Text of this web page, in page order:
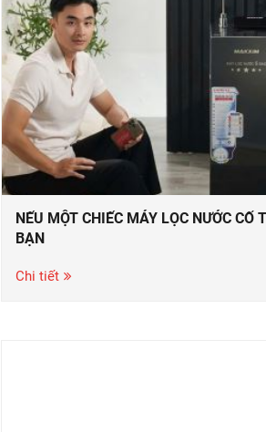
NẾU MỘT CHIẾC MÁY LỌC NƯỚC CỐ
BẠN
Chi tiết